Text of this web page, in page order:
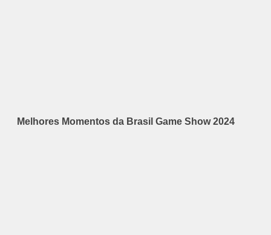
Melhores Momentos da Brasil Game Show 2024